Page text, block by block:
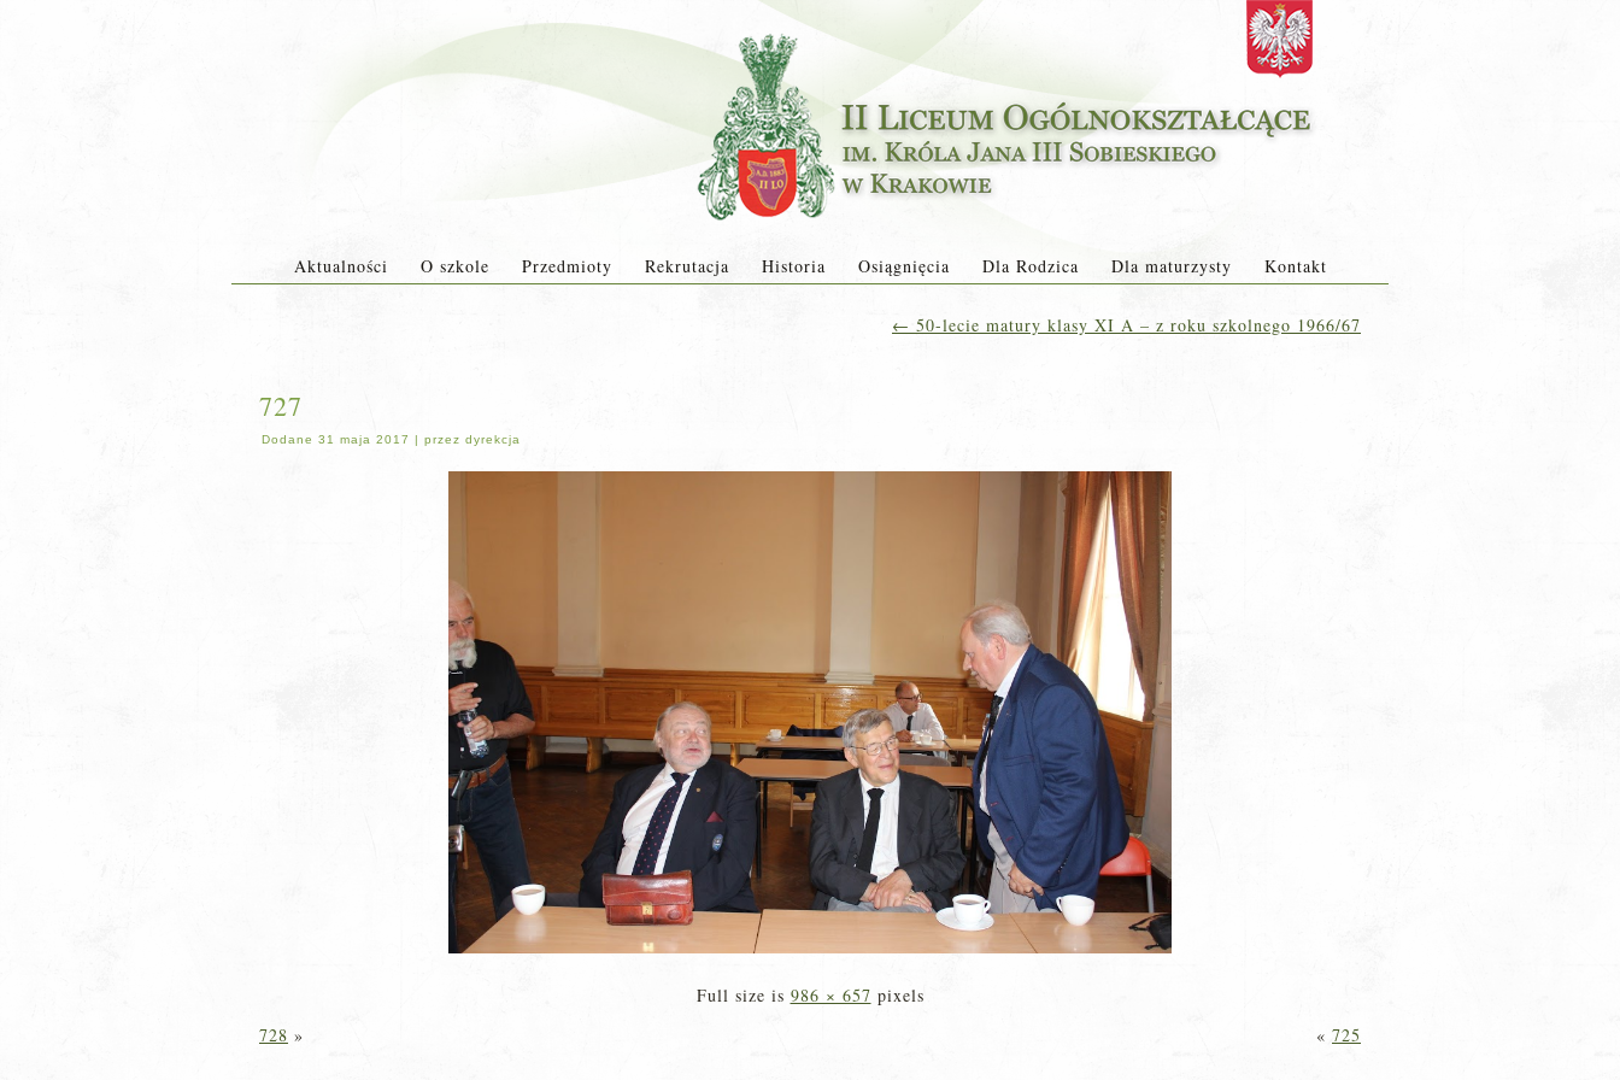
Aktualności O szkole Przedmioty Rekrutacja Historia Osiągnięcia Dla Rodzica Dla maturzysty Kontakt
← 50-lecie matury klasy XI A – z roku szkolnego 1966/67
727
Dodane 31 maja 2017 | przez dyrekcja
Full size is 986 × 657 pixels
728 » « 725